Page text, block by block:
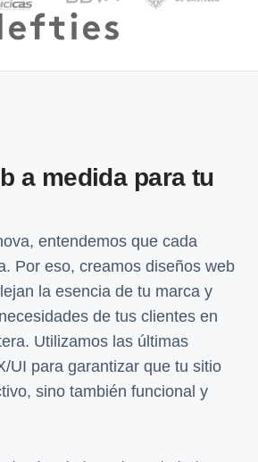
a medida para tu
entendemos que cada
Por eso, creamos diseños web
la esencia de tu marca y
de tus clientes en
Utilizamos las últimas
UI para garantizar que tu sitio
sino también funcional y